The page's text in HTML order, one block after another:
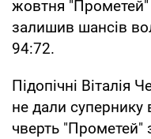
жовтня "Прометей"
залишив шансів
94:72.
Підопічні Віталія
не дали
чверть "Прометей"